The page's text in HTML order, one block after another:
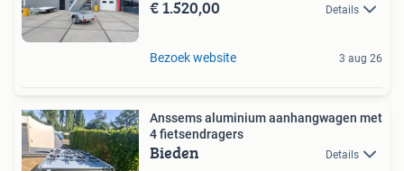
€ 1.520,00 Details
Bezoek website 3 aug 26
Anssems aluminium aanhangwagen met
4 fietsendragers
Bieden Details